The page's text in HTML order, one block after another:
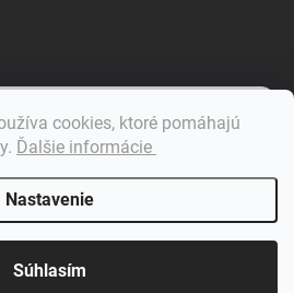
cookies, ktoré pomáhajú
. Ďalšie informácie
Nastavenie
Súhlasím
a platba
. Všetky práva vyhradené.
nájsť správny diel. Napíšte mi.